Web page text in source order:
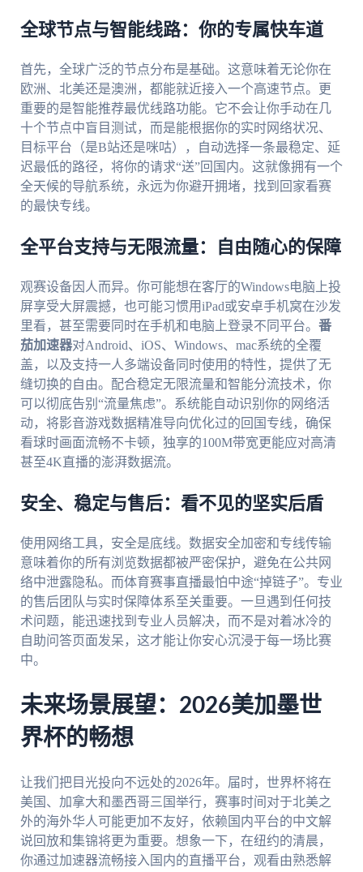
全球节点与智能线路：你的专属快车道
首先，全球广泛的节点分布是基础。这意味着无论你在
欧洲、北美还是澳洲，都能就近接入一个高速节点。更
重要的是智能推荐最优线路功能。它不会让你手动在几
十个节点中盲目测试，而是能根据你的实时网络状况、
目标平台（是B站还是咪咕），自动选择一条最稳定、延
迟最低的路径，将你的请求“送”回国内。这就像拥有一个
全天候的导航系统，永远为你避开拥堵，找到回家看赛
的最快专线。
全平台支持与无限流量：自由随心的保障
观赛设备因人而异。你可能想在客厅的Windows电脑上投
屏享受大屏震撼，也可能习惯用iPad或安卓手机窝在沙发
里看，甚至需要同时在手机和电脑上登录不同平台。 番
茄加速器对Android、iOS、Windows、mac系统的全覆
盖，以及支持一人多端设备同时使用的特性，提供了无
缝切换的自由。配合稳定无限流量和智能分流技术，你
可以彻底告别“流量焦虑”。系统能自动识别你的网络活
动，将影音游戏数据精准导向优化过的回国专线，确保
看球时画面流畅不卡顿，独享的100M带宽更能应对高清
甚至4K直播的澎湃数据流。
安全、稳定与售后：看不见的坚实后盾
使用网络工具，安全是底线。数据安全加密和专线传输
意味着你的所有浏览数据都被严密保护，避免在公共网
络中泄露隐私。而体育赛事直播最怕中途“掉链子”。专业
的售后团队与实时保障体系至关重要。一旦遇到任何技
术问题，能迅速找到专业人员解决，而不是对着冰冷的
自助问答页面发呆，这才能让你安心沉浸于每一场比赛
中。
未来场景展望：2026美加墨世
界杯的畅想
让我们把目光投向不远处的2026年。届时，世界杯将在
美国、加拿大和墨西哥三国举行，赛事时间对于北美之
外的海外华人可能更加不友好，依赖国内平台的中文解
说回放和集锦将更为重要。想象一下，在纽约的清晨，
你通过加速器流畅接入国内的直播平台，观看由熟悉解